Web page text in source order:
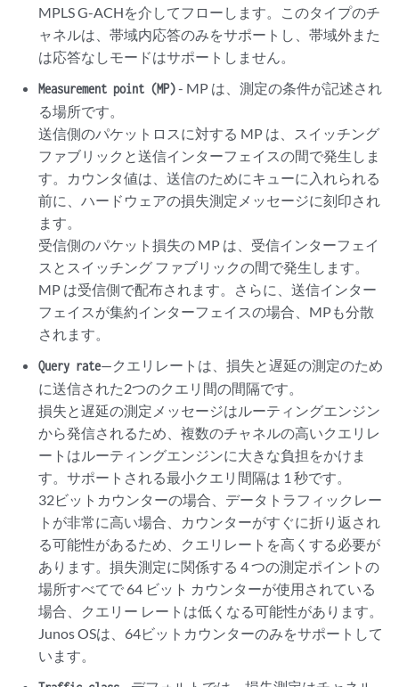
MPLS G-ACHを介してフローします。このタイプのチ
ャネルは、帯域内応答のみをサポートし、帯域外また
は応答なしモードはサポートしません。
Measurement point (MP)- MP は、測定の条件が記述され
る場所です。
送信側のパケットロスに対する MP は、スイッチング
ファブリックと送信インターフェイスの間で発生しま
す。カウンタ値は、送信のためにキューに入れられる
前に、ハードウェアの損失測定メッセージに刻印され
ます。
受信側のパケット損失の MP は、受信インターフェイ
スとスイッチング ファブリックの間で発生します。
MP は受信側で配布されます。さらに、送信インター
フェイスが集約インターフェイスの場合、MPも分散
されます。
Query rate—クエリレートは、損失と遅延の測定のため
に送信された2つのクエリ間の間隔です。
損失と遅延の測定メッセージはルーティングエンジン
から発信されるため、複数のチャネルの高いクエリレ
ートはルーティングエンジンに大きな負担をかけま
す。サポートされる最小クエリ間隔は 1 秒です。
32ビットカウンターの場合、データトラフィックレー
トが非常に高い場合、カウンターがすぐに折り返され
る可能性があるため、クエリレートを高くする必要が
あります。損失測定に関係する 4 つの測定ポイントの
場所すべてで 64 ビット カウンターが使用されている
場合、クエリー レートは低くなる可能性があります。
Junos OSは、64ビットカウンターのみをサポートして
います。